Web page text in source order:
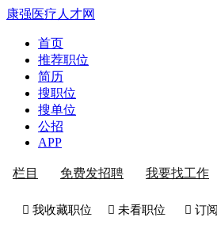
康强医疗人才网
首页
推荐职位
简历
搜职位
搜单位
公招
APP
栏目 免费发招聘 我要找工作
 我收藏职位  未看职位  订